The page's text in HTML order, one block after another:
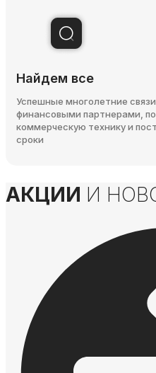
Найдем все
Успешные многолетние
финансовыми партнерами,
коммерческую технику и
сроки
АКЦИИ И